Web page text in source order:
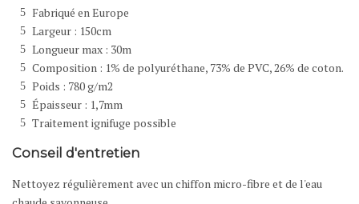
Fabriqué en Europe
Largeur : 150cm
Longueur max : 30m
Composition : 1% de polyuréthane, 73% de PVC, 26% de coton.
Poids : 780 g/m2
Épaisseur : 1,7mm
Traitement ignifuge possible
Conseil d'entretien
Nettoyez régulièrement avec un chiffon micro-fibre et de l'eau